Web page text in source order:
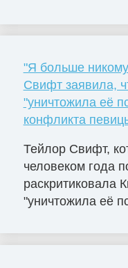
"Я больше
Свифт заявила,
"уничтожила её
конфликта
Тейлор Свифт,
человеком года
раскритиковала
"уничтожила её